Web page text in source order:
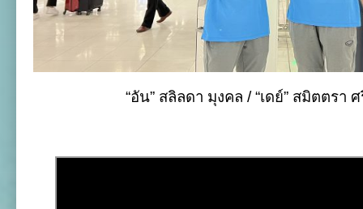
“อัน” สลิลดา มุงคล / “เดย์” สมิตตรา